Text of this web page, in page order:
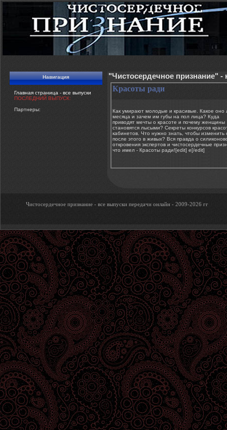
Навигация
Главная страница - все выпуски
ПОСЛЕДНИЙ ВЫПУСК:
Партнеры:
"Чистосердечное признание"
Красоты ради
Как умирают молодые и красивые. Какое оно
месяца и зачем им губы на пол лица? Куда
приводят мечты о красоте и почему женщины
становятся лысыми? Секреты конкурсов
кабинетов. Что нужно знать, чтобы изменить
после этого в живых? Вся правда о
откровения экспертов и чистосердечные
что имел - Красоты ради![edit] e[/edit]
Чистосердечное признание - все выпуски передачи онлайн - 2009-2026 гг